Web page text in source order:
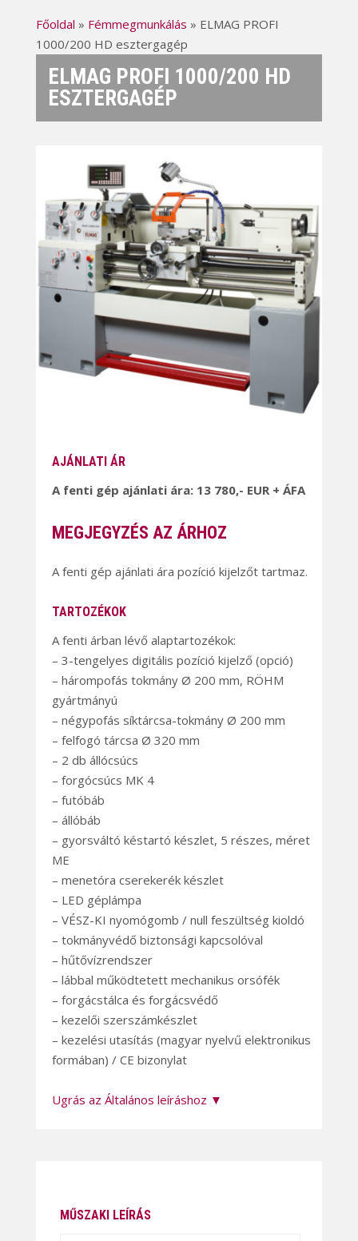
Főoldal » Fémmegmunkálás » ELMAG PROFI
1000/200 HD esztergagép
ELMAG PROFI 1000/200 HD
ESZTERGAGÉP
AJÁNLATI ÁR
A fenti gép ajánlati ára: 13 780,- EUR + ÁFA
MEGJEGYZÉS AZ ÁRHOZ
A fenti gép ajánlati ára pozíció kijelzőt tartmaz.
TARTOZÉKOK
A fenti árban lévő alaptartozékok:
– 3-tengelyes digitális pozíció kijelző (opció)
– hárompofás tokmány Ø 200 mm, RÖHM
gyártmányú
– négypofás síktárcsa-tokmány Ø 200 mm
– felfogó tárcsa Ø 320 mm
– 2 db állócsúcs
– forgócsúcs MK 4
– futóbáb
– állóbáb
– gyorsváltó késtartó készlet, 5 részes, méret
ME
– menetóra cserekerék készlet
– LED géplámpa
– VÉSZ-KI nyomógomb / null feszültség kioldó
– tokmányvédő biztonsági kapcsolóval
– hűtővízrendszer
– lábbal működtetett mechanikus orsófék
– forgácstálca és forgácsvédő
– kezelői szerszámkészlet
– kezelési utasítás (magyar nyelvű elektronikus
formában) / CE bizonylat
Ugrás az Általános leíráshoz ▼
MŰSZAKI LEÍRÁS